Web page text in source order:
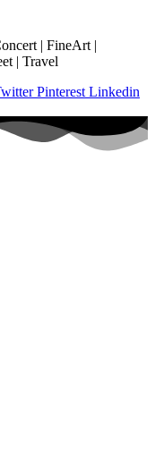
| FineArt |
| Travel
Pinterest Linkedin